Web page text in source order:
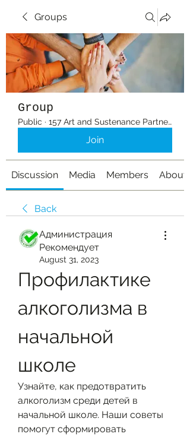
Groups
Group
Public · 157 Art and Sustenance Partners
Join
Discussion Media Members About
Back
Администрация
Рекомендует
August 31, 2023
Профилактике
алкоголизма в
начальной
школе
Узнайте, как предотвратить
алкоголизм среди детей в
начальной школе. Наши советы
помогут сформировать